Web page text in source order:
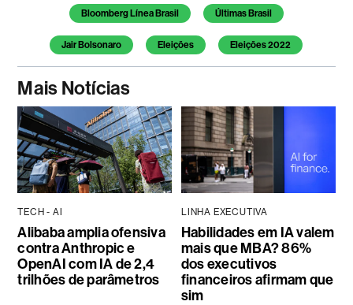
Temas deste artigo
Bloomberg Línea Brasil Últimas Brasil
Jair Bolsonaro Eleições Eleições 2022
Mais Notícias
TECH - AI
Alibaba amplia ofensiva
contra Anthropic e
OpenAI com IA de 2,4
trilhões de parâmetros
LINHA EXECUTIVA
Habilidades em IA valem
mais que MBA? 86%
dos executivos
financeiros afirmam que
sim